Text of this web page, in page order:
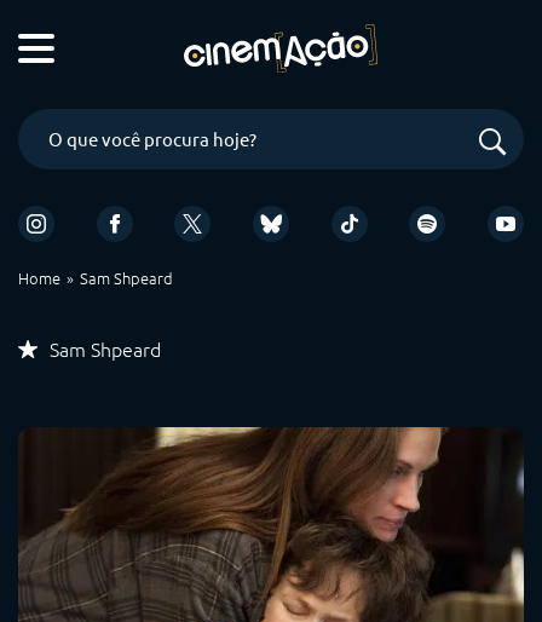
Home Sam Shpeard
Sam Shpeard